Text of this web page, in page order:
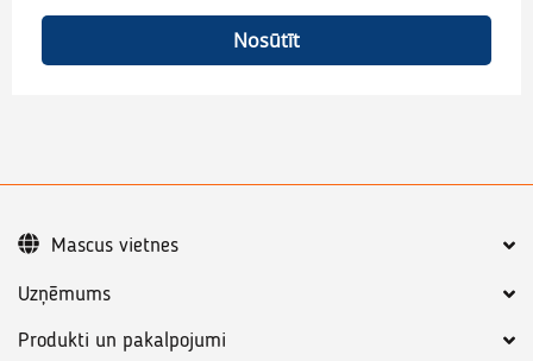
Nosūtīt
Uzņēmums
Produkti un pakalpojumi
Mascus vietnes